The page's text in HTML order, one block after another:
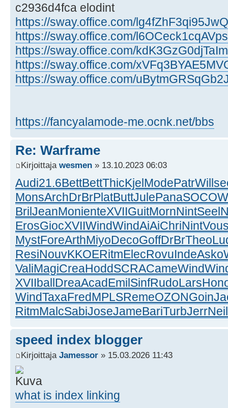
c2936d4fca elodint
https://sway.office.com/
https://sway.office.com/
https://sway.office.com/
https://sway.office.com/
https://sway.office.com/
https://fancyalamode-me.ocnk.net/bbs
Re: Warframe
Kirjoittaja wesmen » 13.10.2023 06:03
Audi21.6BettBettThicKjel ModePatrWill
MonsArchDrBrPlatButtJulePanaSOCO
Bril JeanMonienteXVIIGuitMornNintSeel
ErosGiocXVIIWindWindAiAiChriNint
MystForeArthMiyoDecoGoffDrBrTheo
ResiNouvKKOERitmElecRovuIndeAsko
ValiMagiCreaHoddSCRACameWind
XVIIball DreaAcadEmil SinfRudoLars
WindTaxaFredMPLSRemeOZONGoin
RitmMalcSabiJoseJameBariTurbJerrNeil
speed index blogger
Kirjoittaja Jamessor » 15.03.2026 11:43
what is index linking